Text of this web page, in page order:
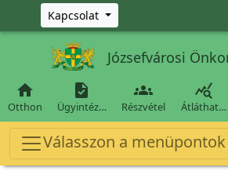
Ugrás a fő tartalomra
Kapcsolat
Józsefvárosi

Otthon

Ügyintéz…

Részvétel

Átláthat…
Válasszon a